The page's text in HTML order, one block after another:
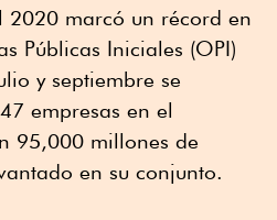
2020 marcó un récord en
Públicas Iniciales (OPI)
y septiembre se
empresas en el
95,000 millones de
en su conjunto.